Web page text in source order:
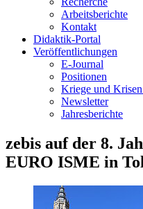
Arbeitsberichte
Kontakt
Didaktik-Portal
Veröffentlichungen
E­-Journal
Positionen
Kriege und
Newsletter
Jahresberichte
zebis auf der 8.
EURO ISME in